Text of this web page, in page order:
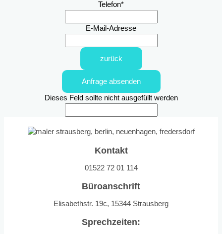
Telefon*
E-Mail-Adresse
zurück
Anfrage absenden
Dieses Feld sollte nicht ausgefüllt werden
Kontakt
01522 72 01 114
Büroanschrift
Elisabethstr. 19c, 15344 Strausberg
Sprechzeiten: